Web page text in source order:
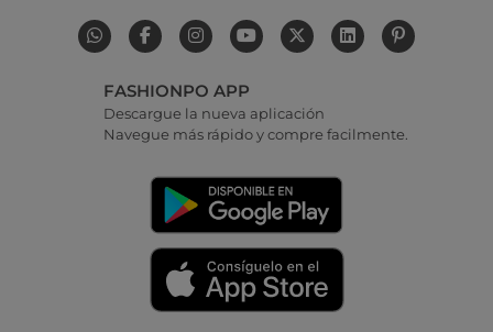
FASHIONPO APP
Descargue la nueva aplicación
Navegue más rápido y compre facilmente.